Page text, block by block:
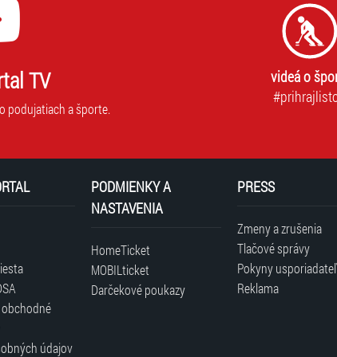
TV
podujatiach a športe.
videá o
údajov
PODMIENKY A
NASTAVENIA
HomeTicket
MOBILticket
Darčekové poukazy
PRESS
Zmeny a zrušenia
Tlačové správy
Pokyny
Reklama